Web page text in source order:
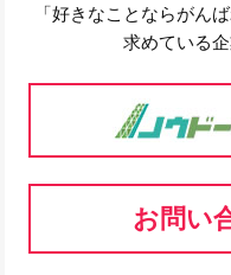
「好きなことならがん
求めている
お問い